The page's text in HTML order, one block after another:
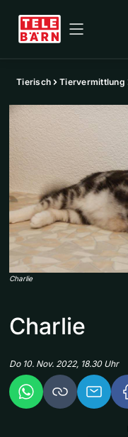
Tierisch Tiervermittlung
Charlie
Charlie
Do 10. Nov. 2022, 18.30 Uhr